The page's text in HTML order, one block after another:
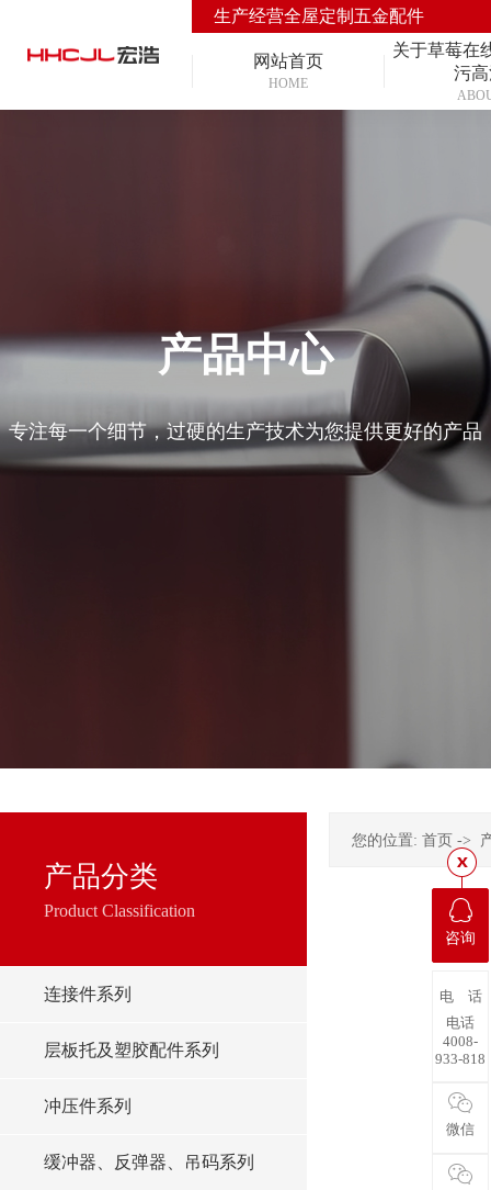
生产经营全屋定制五金配件
网站首页
HOME
关于草莓在
污
产品中心
专注每一个细节，过硬的生产技术为您提供更好的产品
产品分类
Product Classification
连接件系列
层板托及塑胶配件系列
冲压件系列
缓冲器、反弹器、吊码系列
您的位置: 首页 ->
咨询
电 话
电话
4008-
933-818
微信